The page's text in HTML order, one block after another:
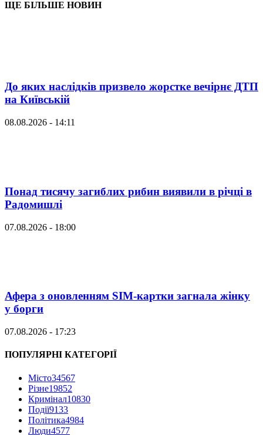
ЩЕ БІЛЬШЕ НОВИН
До яких наслідків призвело жорстке вечірнє ДТП
на Київській
08.08.2026 - 14:11
Понад тисячу загиблих рибин виявили в річці в
Радомишлі
07.08.2026 - 18:00
Афера з оновленням SIM-картки загнала жінку
у борги
07.08.2026 - 17:23
ПОПУЛЯРНІ КАТЕГОРІЇ
Місто34567
Різне19852
Кримінал10830
Події9133
Політика4984
Люди4577